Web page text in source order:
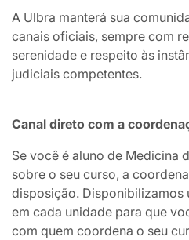
A Ulbra manterá sua
canais oficiais, sempre com
serenidade e respeito às
judiciais competentes.
Canal direto com a
Se você é aluno de Medicina
sobre o seu curso, a
disposição. Disponibilizamos
em cada unidade para que
com quem coordena o seu